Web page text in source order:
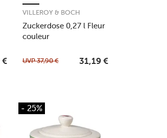
€
Zuckerdose 0,27 l Fleur
couleur
VILLEROY & BOCH
UVP37,90 € 31,19 €
- 25%